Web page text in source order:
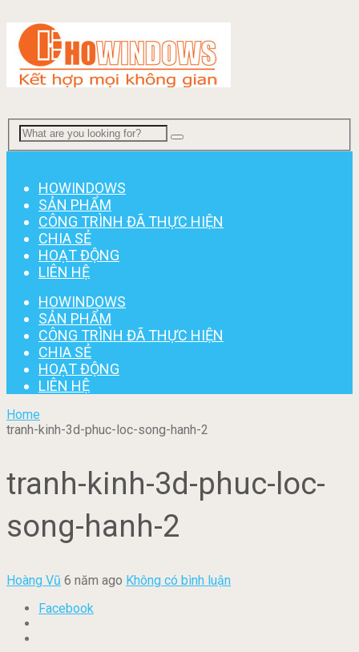
HOWINDOWS
SẢN PHẨM
CÔNG TRÌNH ĐÃ THỰC HIỆN
CHIA SẺ
HOẠT ĐỘNG
LIÊN HỆ
HOWINDOWS
SẢN PHẨM
CÔNG TRÌNH ĐÃ THỰC HIỆN
CHIA SẺ
HOẠT ĐỘNG
LIÊN HỆ
Home
tranh-kinh-3d-phuc-loc-song-hanh-2
tranh-kinh-3d-phuc-loc-
song-hanh-2
Hoàng Vũ 6 năm ago Không có bình luận
Facebook